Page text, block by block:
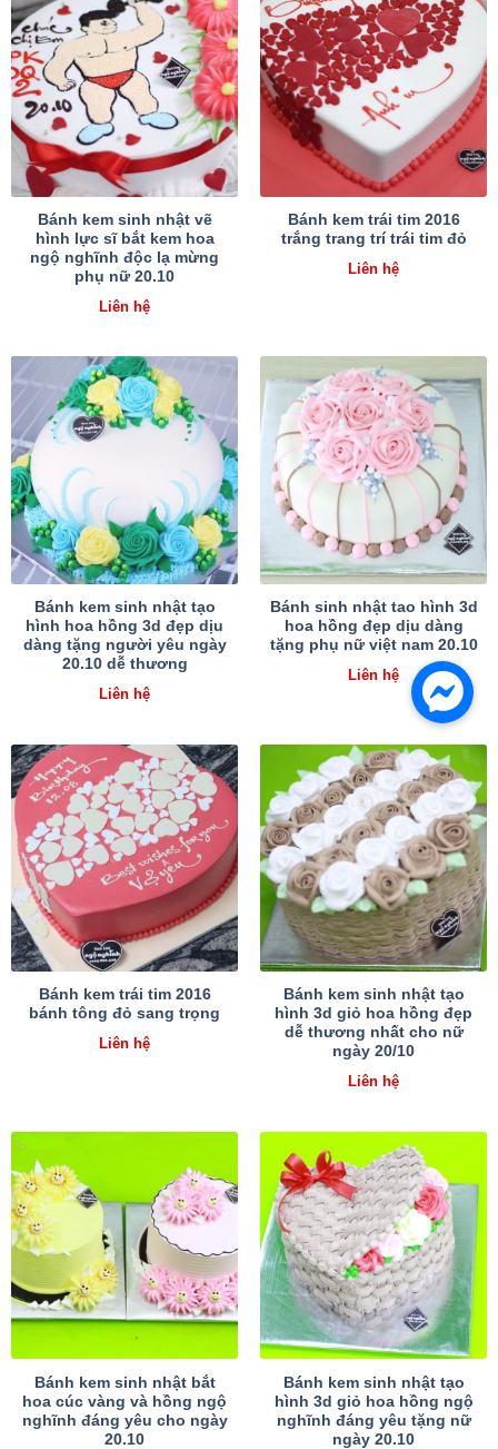
Bánh kem sinh nhật vẽ
hình lực sĩ bắt kem hoa
ngộ nghĩnh độc lạ mừng
phụ nữ 20.10
Liên hệ
Bánh kem trái tim 2016
trắng trang trí trái tim đỏ
Liên hệ
Bánh kem sinh nhật tạo
hình hoa hồng 3d đẹp dịu
dàng tặng người yêu ngày
20.10 dễ thương
Liên hệ
Bánh sinh nhật tao hình 3d
hoa hồng đẹp dịu dàng
tặng phụ nữ việt nam 20.10
Liên hệ
Bánh kem trái tim 2016
bánh tông đỏ sang trọng
Liên hệ
Bánh kem sinh nhật tạo
hình 3d giỏ hoa hồng đẹp
dễ thương nhất cho nữ
ngày 20/10
Liên hệ
Bánh kem sinh nhật bắt
hoa cúc vàng và hồng ngộ
nghĩnh đáng yêu cho ngày
20.10
Bánh kem sinh nhật tạo
hình 3d giỏ hoa hồng ngộ
nghĩnh đáng yêu tặng nữ
ngày 20.10